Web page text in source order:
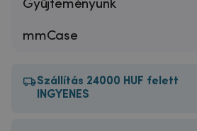
Gyűjteményünk
mmCase
Szállítás 24000 HUF felett
INGYENES